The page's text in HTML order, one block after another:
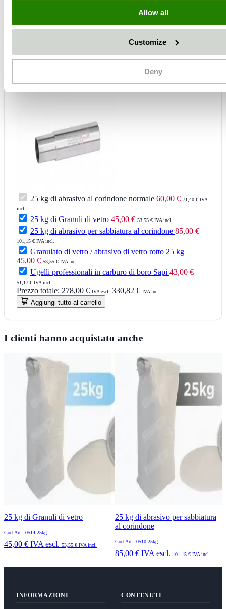
Allow all
Customize
Deny
+
25 kg di abrasivo al corindone normale 60,00 € 71,40 € IVA
incl.
25 kg di Granuli di vetro 45,00 € 53,55 € IVA incl.
25 kg di abrasivo per sabbiatura al corindone 85,00 €
101,15 € IVA incl.
Granulato di vetro / abrasivo di vetro rotto 25 kg
45,00 € 53,55 € IVA incl.
Ugelli professionali in carburo di boro Sapi 43,00 €
51,17 € IVA incl.
Prezzo totale: 278,00 € IVA escl. 330,82 € IVA incl.
Aggiungi tutto al carrello
I clienti hanno acquistato anche
25 kg di Granuli di vetro
Cod.Art.: 0514.25kg
45,00 € IVA escl. 53,55 € IVA incl.
25 kg di abrasivo per sabbiatura
al corindone
Cod.Art.: 0510.25kg
85,00 € IVA escl. 101,15 € IVA incl.
INFORMAZIONI CONTENUTI